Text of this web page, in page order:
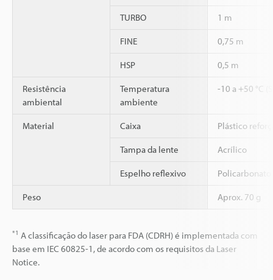
TURBO 1 m
FINE 0,75 m
HSP 0,5 m
Resistência
ambiental
Temperatura
ambiente
-10 a +50 °C
Material Caixa Plástico
Tampa da lente Acrílico
Espelho reflexivo
Peso Aprox. 70 g
*1 A classificação do laser para FDA (CDRH) é implementada com
base em IEC 60825-1, de acordo com os requisitos da Laser
Notice.